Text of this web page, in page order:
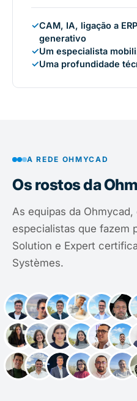
✓CAM, IA, ligação a
generativo
✓Um especialista
✓Uma profundidade
A REDE OHMYCAD
Os rostos da
As equipas da
especialistas que fazem
Solution e Expert
Systèmes.